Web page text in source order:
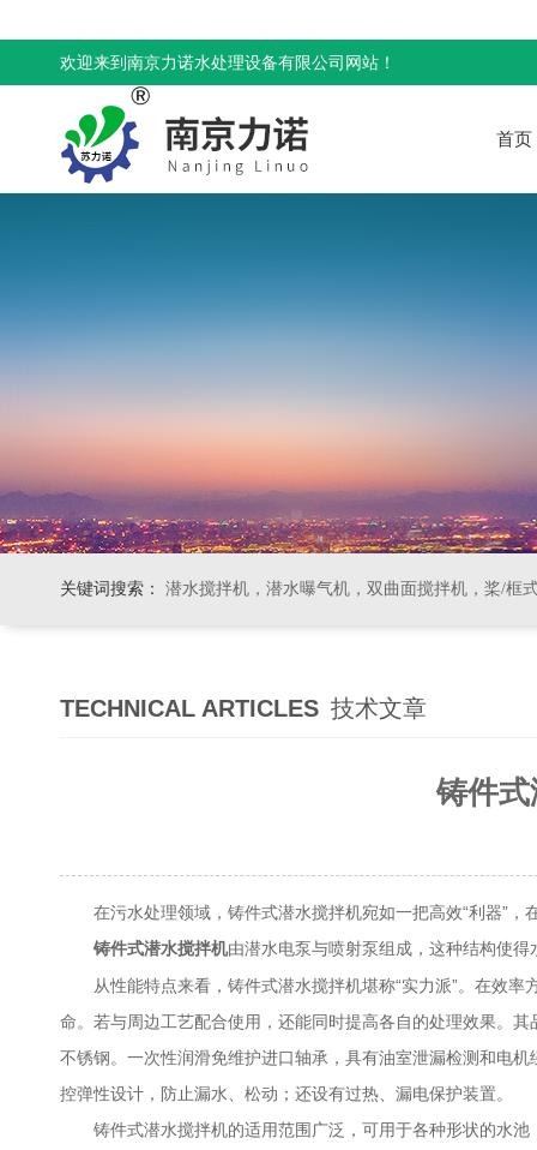
欢迎来到南京力诺水处理设备有限公司网站！
首页
关键词搜索： 潜水搅拌机，潜水曝气机，双曲面搅拌机，桨/框式搅拌
TECHNICAL ARTICLES 技术文章
铸件
在污水处理领域，铸件式潜水搅拌机宛如一把高效“利器”，
铸件式潜水搅拌机由潜水电泵与喷射泵组成，这种结构使
从性能特点来看，铸件式潜水搅拌机堪称“实力派”。在效率
命。若与周边工艺配合使用，还能同时提高各自的处理效果。
不锈钢。一次性润滑免维护进口轴承，具有油室泄漏检测和电
控弹性设计，防止漏水、松动；还设有过热、漏电保护装置。
铸件式潜水搅拌机的适用范围广泛，可用于各种形状的水池